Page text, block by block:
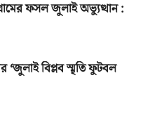
ফসল জুলাই অভ্যুত্থান :
‘জুলাই বিপ্লব স্মৃতি ফুটবল